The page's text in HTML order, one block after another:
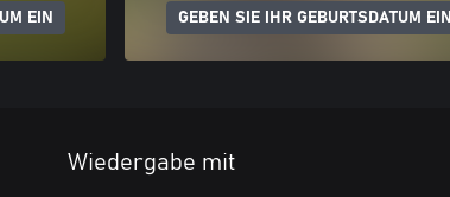
EIN GEBEN SIE IHR GEBURTSDATUM EIN
Wiedergabe mit